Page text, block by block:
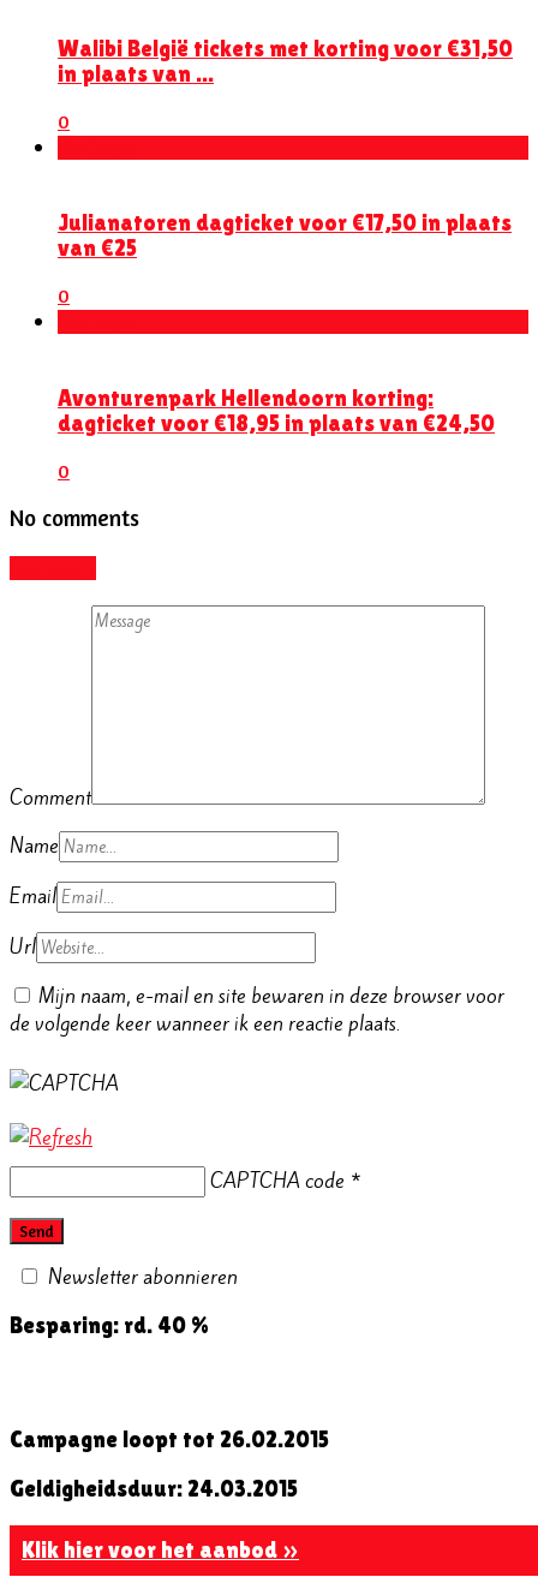
Walibi België tickets met korting voor €31,50
in plaats van ...
0
Julianatoren dagticket voor €17,50 in plaats
van €25
0
Avonturenpark Hellendoorn korting:
dagticket voor €18,95 in plaats van €24,50
0
No comments
Comment
Name
Email
Url
Mijn naam, e-mail en site bewaren in deze browser voor
de volgende keer wanneer ik een reactie plaats.
CAPTCHA code *
Newsletter abonnieren
Besparing: rd. 40 %
Campagne loopt tot 26.02.2015
Geldigheidsduur: 24.03.2015
Klik hier voor het aanbod »